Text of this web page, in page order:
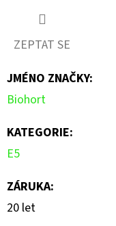
hodnocení
0,0
z
5
hvězdiček.
ZEPTAT SE
JMÉNO ZNAČKY:
Biohort
KATEGORIE:
E5
ZÁRUKA:
20 let